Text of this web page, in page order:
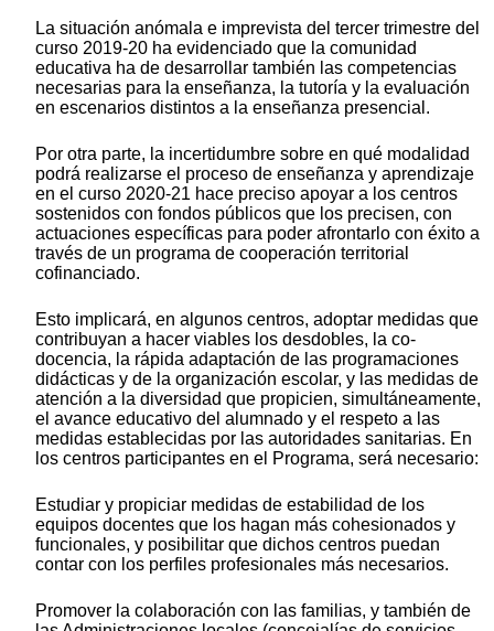
La situación anómala e imprevista del tercer trimestre del
curso 2019-20 ha evidenciado que la comunidad
educativa ha de desarrollar también las competencias
necesarias para la enseñanza, la tutoría y la evaluación
en escenarios distintos a la enseñanza presencial.
Por otra parte, la incertidumbre sobre en qué modalidad
podrá realizarse el proceso de enseñanza y aprendizaje
en el curso 2020-21 hace preciso apoyar a los centros
sostenidos con fondos públicos que los precisen, con
actuaciones específicas para poder afrontarlo con éxito a
través de un programa de cooperación territorial
cofinanciado.
Esto implicará, en algunos centros, adoptar medidas que
contribuyan a hacer viables los desdobles, la co-
docencia, la rápida adaptación de las programaciones
didácticas y de la organización escolar, y las medidas de
atención a la diversidad que propicien, simultáneamente,
el avance educativo del alumnado y el respeto a las
medidas establecidas por las autoridades sanitarias. En
los centros participantes en el Programa, será necesario:
Estudiar y propiciar medidas de estabilidad de los
equipos docentes que los hagan más cohesionados y
funcionales, y posibilitar que dichos centros puedan
contar con los perfiles profesionales más necesarios.
Promover la colaboración con las familias, y también de